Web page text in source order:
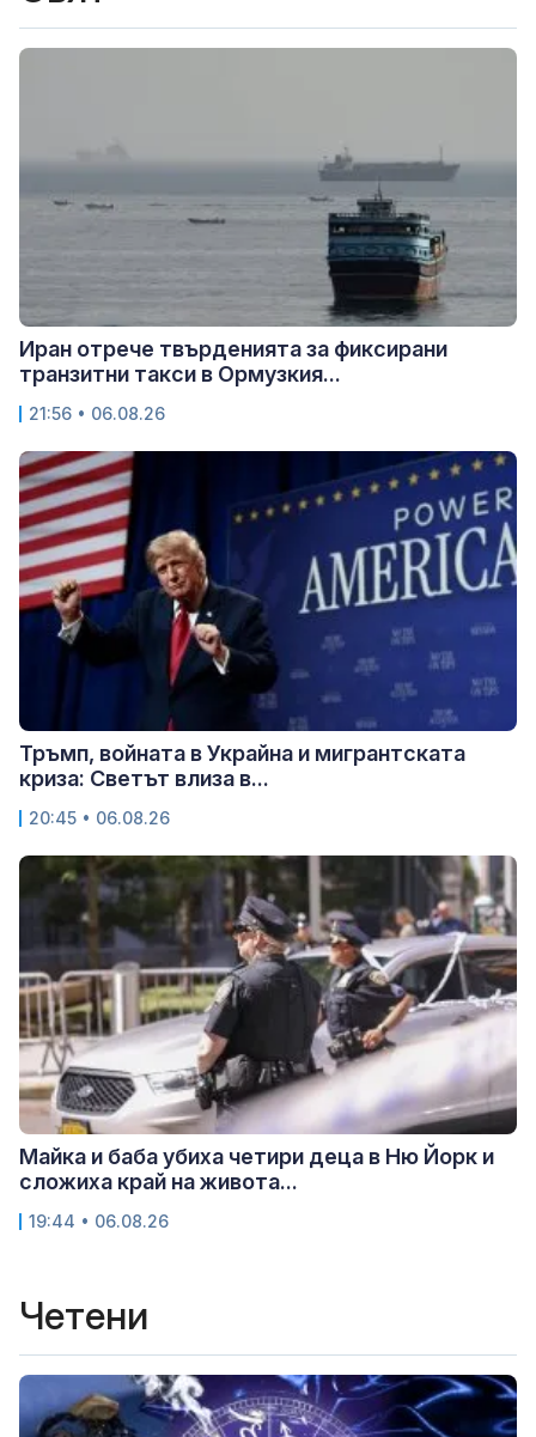
Иран отрече твърденията за фиксирани
транзитни такси в Ормузкия...
21:56 • 06.08.26
Тръмп, войната в Украйна и мигрантската
криза: Светът влиза в...
20:45 • 06.08.26
Майка и баба убиха четири деца в Ню Йорк и
сложиха край на живота...
19:44 • 06.08.26
Четени